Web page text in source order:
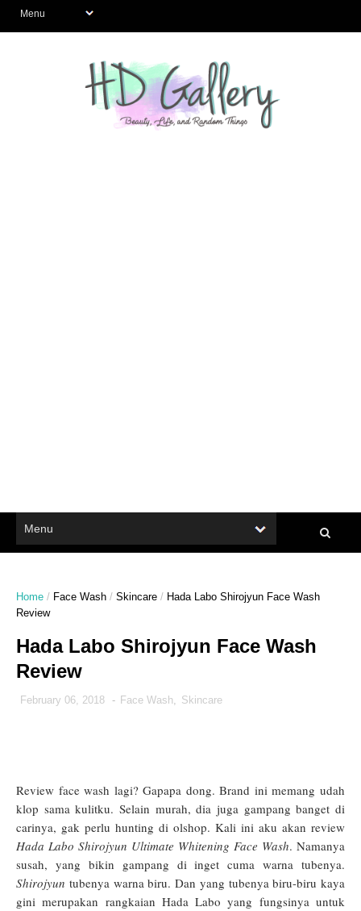
Home / Face Wash / Skincare / Hada Labo Shirojyun Face Wash
Review
Hada Labo Shirojyun Face Wash
Review
February 06, 2018 - Face Wash, Skincare
Review face wash lagi? Gapapa dong. Brand ini memang udah
klop sama kulitku. Selain murah, dia juga gampang banget di
carinya, gak perlu hunting di olshop. Kali ini aku akan review
Hada Labo Shirojyun Ultimate Whitening Face Wash. Namanya
susah, yang bikin gampang di inget cuma warna tubenya.
Shirojyun tubenya warna biru. Dan yang tubenya biru-biru kaya
gini merupakan rangkaian Hada Labo yang fungsinya untuk